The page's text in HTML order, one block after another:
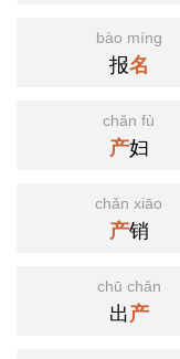
bào míng
报名
chǎn fù
产妇
chǎn xiāo
产销
chū chǎn
出产